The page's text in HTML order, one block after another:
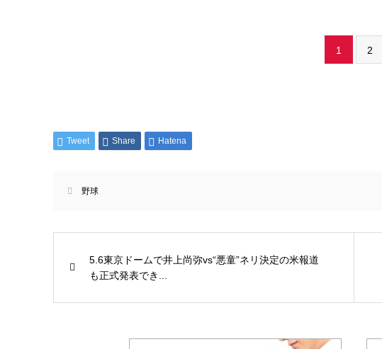
1 2
Tweet Share Hatena
野球
5.6東京ドームで井上尚弥vs“悪童”ネリ決定の米報道
も正式発表でき...